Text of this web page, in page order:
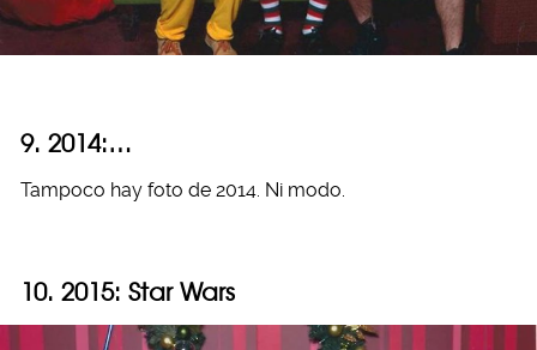
9. 2014:…
Tampoco hay foto de 2014. Ni modo.
10. 2015: Star Wars